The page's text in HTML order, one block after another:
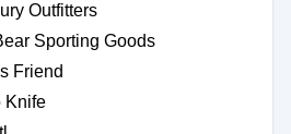
Outfitters
Sporting Goods
Friend
Knife